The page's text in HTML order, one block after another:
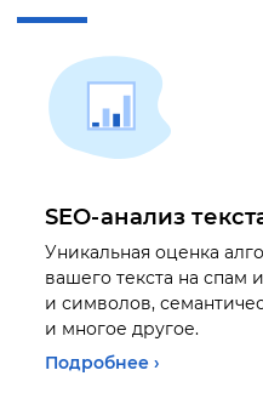
SEO-анализ
Уникальная оценка
вашего текста на спам
и символов,
и многое другое.
Подробнее ›